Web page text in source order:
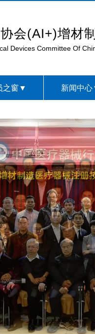
之窗▼ 新闻中
会(AI+)增材
Devices Committee Of